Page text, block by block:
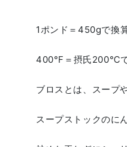
1ポンド＝450gで換
400°F＝摂氏200℃で
ブロスとは、スープ
スープストックのに